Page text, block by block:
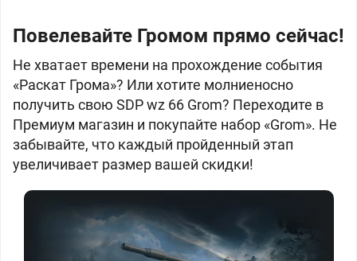
Повелевайте Громом прямо сейчас!
Не хватает времени на прохождение события
«Раскат Грома»? Или хотите молниеносно
получить свою SDP wz 66 Grom? Переходите в
Премиум магазин и покупайте набор «Grom». Не
забывайте, что каждый пройденный этап
увеличивает размер вашей скидки!